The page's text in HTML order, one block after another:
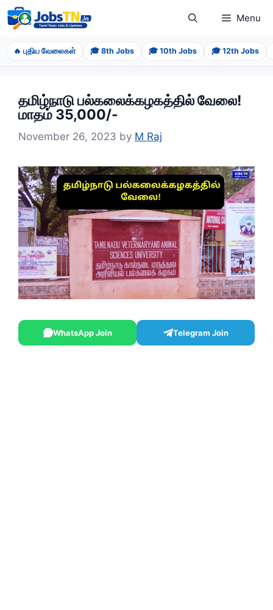
Skip
to
content
Menu
🔥 புதிய வேலைகள் 🎓 8th Jobs 🎓 10th Jobs 🎓 12th Jobs
தமிழ்நாடு பல்கலைக்கழகத்தில் வேலை!
மாதம் 35,000/-
November 26, 2023 by M Raj
WhatsApp Join Telegram Join